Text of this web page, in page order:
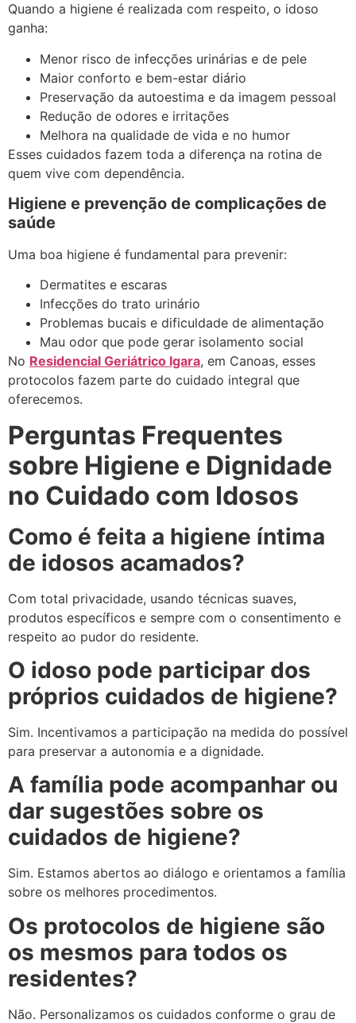
Quando a higiene é realizada com respeito, o idoso
ganha:
Menor risco de infecções urinárias e de pele
Maior conforto e bem-estar diário
Preservação da autoestima e da imagem pessoal
Redução de odores e irritações
Melhora na qualidade de vida e no humor
Esses cuidados fazem toda a diferença na rotina de
quem vive com dependência.
Higiene e prevenção de complicações de
saúde
Uma boa higiene é fundamental para prevenir:
Dermatites e escaras
Infecções do trato urinário
Problemas bucais e dificuldade de alimentação
Mau odor que pode gerar isolamento social
No Residencial Geriátrico Igara, em Canoas, esses
protocolos fazem parte do cuidado integral que
oferecemos.
Perguntas Frequentes
sobre Higiene e Dignidade
no Cuidado com Idosos
Como é feita a higiene íntima
de idosos acamados?
Com total privacidade, usando técnicas suaves,
produtos específicos e sempre com o consentimento e
respeito ao pudor do residente.
O idoso pode participar dos
próprios cuidados de higiene?
Sim. Incentivamos a participação na medida do possível
para preservar a autonomia e a dignidade.
A família pode acompanhar ou
dar sugestões sobre os
cuidados de higiene?
Sim. Estamos abertos ao diálogo e orientamos a família
sobre os melhores procedimentos.
Os protocolos de higiene são
os mesmos para todos os
residentes?
Não. Personalizamos os cuidados conforme o grau de